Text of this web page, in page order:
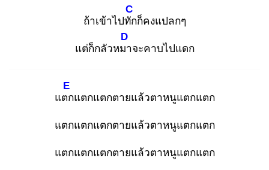
ถ้าเข้าไปทัก
C
ก็คงแปลกๆ
แต่ก็กลัวหมา
D
จะคาบไปแดก
แตก
E
แตกแตกตายแล้วตาหนูแตกแตก
แตกแตกแตกตายแล้วตาหนูแตกแตก
แตกแตกแตกตายแล้วตาหนูแตกแตก